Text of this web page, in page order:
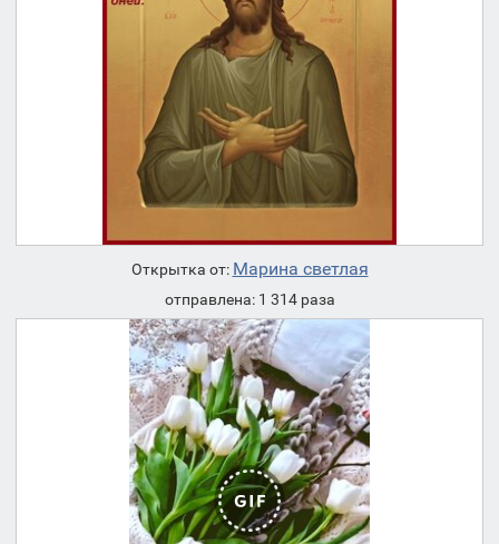
Открытка от: Марина светлая
отправлена: 1 314 раза